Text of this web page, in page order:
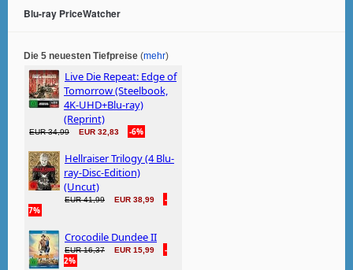
Blu-ray PriceWatcher
Die 5 neuesten Tiefpreise (mehr)